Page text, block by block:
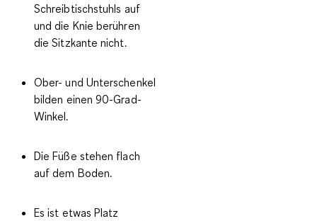
Schreibtischstuhls auf
und die Knie berühren
die Sitzkante nicht.
Ober- und Unterschenkel
bilden einen 90-Grad-
Winkel.
Die Füße stehen flach
auf dem Boden.
Es ist etwas Platz